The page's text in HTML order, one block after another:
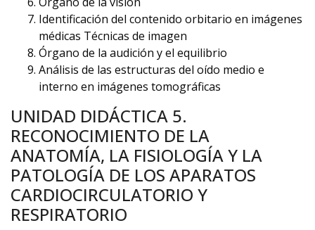
Identificación del contenido orbitario en imágenes
médicas Técnicas de imagen
Órgano de la audición y el equilibrio
Análisis de las estructuras del oído medio e
interno en imágenes tomográficas
UNIDAD DIDÁCTICA 5.
RECONOCIMIENTO DE LA
ANATOMÍA, LA FISIOLOGÍA Y LA
PATOLOGÍA DE LOS APARATOS
CARDIOCIRCULATORIO Y
RESPIRATORIO